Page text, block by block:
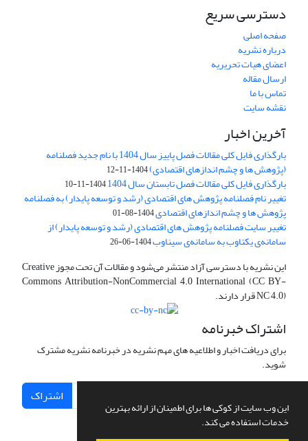
این وب سایت از کوکی ها برای اطمینان از ارائه بهترین
خدمات استفاده می کند.
دسترسی سریع
صفحه اصلی
درباره نشریه
اعضای هیات تحریریه
ارسال مقاله
تماس با ما
نقشه سایت
آخرین اخبار
بارگذاری فایل کلی مقالات فصل پاییز سال 1404 با نام جدید فصلنامه
(پژوهش ها و چشم اندازهای اقتصادی)1404-11-12
بارگذاری فایل کلی مقالات فصل تابستان سال 1404 1404-11-10
تغییر نام فصلنامه پژوهش های اقتصادی (رشد و توسعه پایدار) به فصلنامه
پژوهش ها و چشم اندازهای اقتصادی1404-08-01
تغییر سایت فصلنامه پژوهش های اقتصادی (رشد و توسعه پایدار) از
سامانه‌ی یکتاوب به سامانه‌ی سیناوب1404-06-26
این نشریه با دسترسی آزاد منتشر می‌شود و مقالات آن تحت مجوز Creative
Commons Attribution-NonCommercial 4.0 International (CC BY-
NC 4.0) قرار دارند.
اشتراک خبرنامه
برای دریافت اخبار و اطلاعیه های مهم نشریه در خبرنامه نشریه مشترک
شوید.
اشتراک